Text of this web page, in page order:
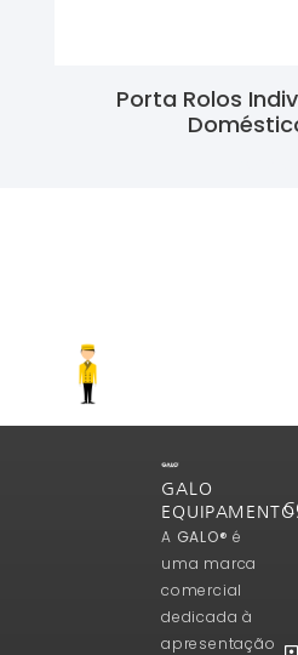
Porta Rolos
GALO
A GALO® é
uma marca
comercial
dedicada à
apresentação